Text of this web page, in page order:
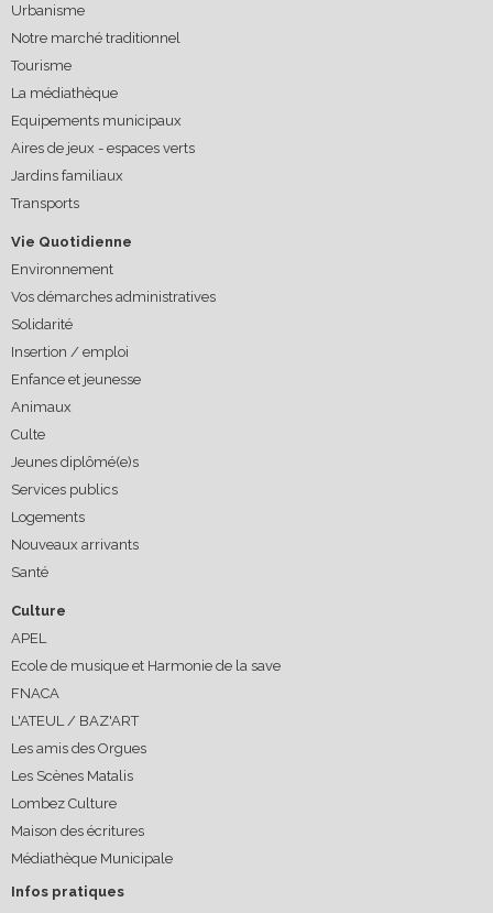
Urbanisme
Notre marché traditionnel
Tourisme
La médiathèque
Equipements municipaux
Aires de jeux - espaces verts
Jardins familiaux
Transports
Vie Quotidienne
Environnement
Vos démarches administratives
Solidarité
Insertion / emploi
Enfance et jeunesse
Animaux
Culte
Jeunes diplômé(e)s
Services publics
Logements
Nouveaux arrivants
Santé
Culture
APEL
Ecole de musique et Harmonie de la save
FNACA
L'ATEUL / BAZ'ART
Les amis des Orgues
Les Scènes Matalis
Lombez Culture
Maison des écritures
Médiathèque Municipale
Infos pratiques